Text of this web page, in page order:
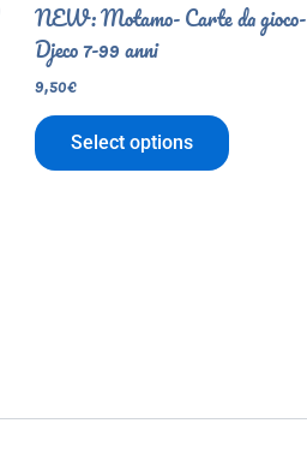
NEW: Motamo- Carte da gioco-
Djeco 7-99 anni
9,50€
Select options